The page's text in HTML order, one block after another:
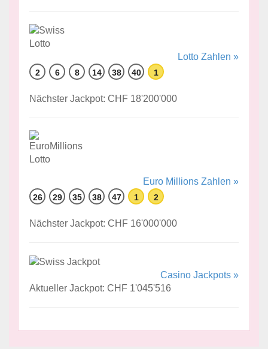
Lotto Zahlen »
2 6 8 14 38 40 1
Nächster Jackpot: CHF 18'200'000
Euro Millions Zahlen »
26 29 35 38 47 1 2
Nächster Jackpot: CHF 16'000'000
Casino Jackpots »
Aktueller Jackpot: CHF 1'045'516